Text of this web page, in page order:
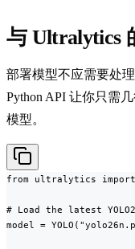
与 Ultralytics
部署模型不应需要处
Python API 让你只需
模型。
from ultralytics import
# Load the latest
model =